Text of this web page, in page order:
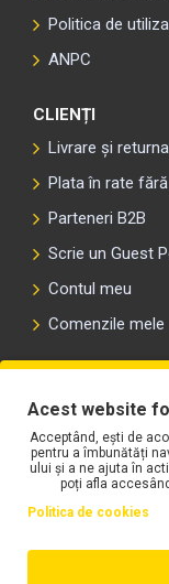
Politica de
ANPC
CLIENȚI
Livrare și
Plata în rate
Parteneri B2B
Scrie un Guest
Contul meu
Comenzile mele
Acest website
Acceptând, ești de
pentru a îmbunătăți
ului și a ne ajuta în
poți afla
Politica de cookies